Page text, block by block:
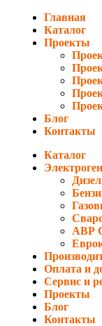
Главная
Каталог
Проекты
Блог
Контакты
Каталог
АВР
Оплата и
Сервис и
Проекты
Блог
Контакты